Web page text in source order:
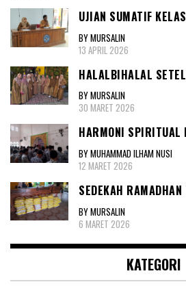
UJIAN SUMATIF
BY MURSALIN
13 APRIL 2026
HALALBIHALAL
BY MURSALIN
30 MARET 2026
HARMONI SPIRITUAL
BY MUHAMMAD ILHAM NUSI
12 MARET 2026
SEDEKAH
BY MURSALIN
6 MARET 2026
KATEGORI